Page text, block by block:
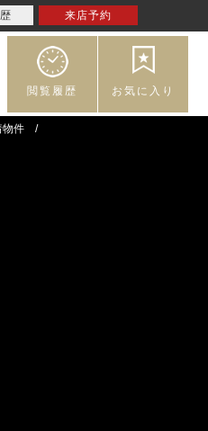
閲覧履歴 お気に入り
物件
来店予約